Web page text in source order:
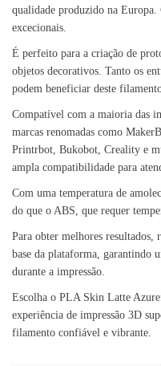
qualidade produzido na
excecionais.
É perfeito para a criação de
objetos decorativos. Tanto os
podem beneficiar deste
Compatível com a maioria das
marcas renomadas como
Printrbot, Bukobot, Creality e
ampla compatibilidade para
Com uma temperatura de
do que o ABS, que requer
Para obter melhores resultados,
base da plataforma, garantindo
durante a impressão.
Escolha o PLA Skin Latte
experiência de impressão 3D
filamento confiável e vibrante.